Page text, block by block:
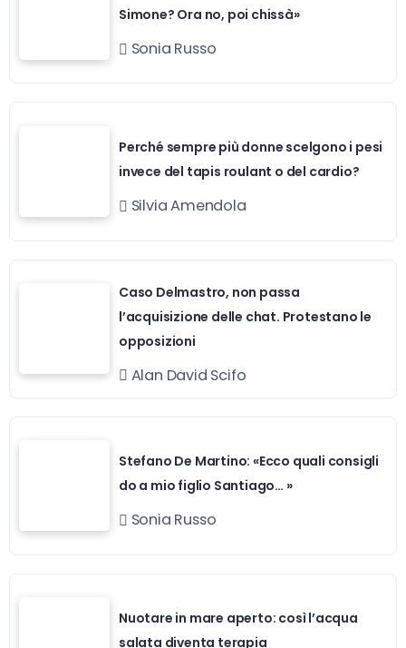
Simone? Ora no, poi chissà»
Sonia Russo
Perché sempre più donne scelgono i pesi
invece del tapis roulant o del cardio?
Silvia Amendola
Caso Delmastro, non passa
l’acquisizione delle chat. Protestano le
opposizioni
Alan David Scifo
Stefano De Martino: «Ecco quali consigli
do a mio figlio Santiago… »
Sonia Russo
Nuotare in mare aperto: così l’acqua
salata diventa terapia